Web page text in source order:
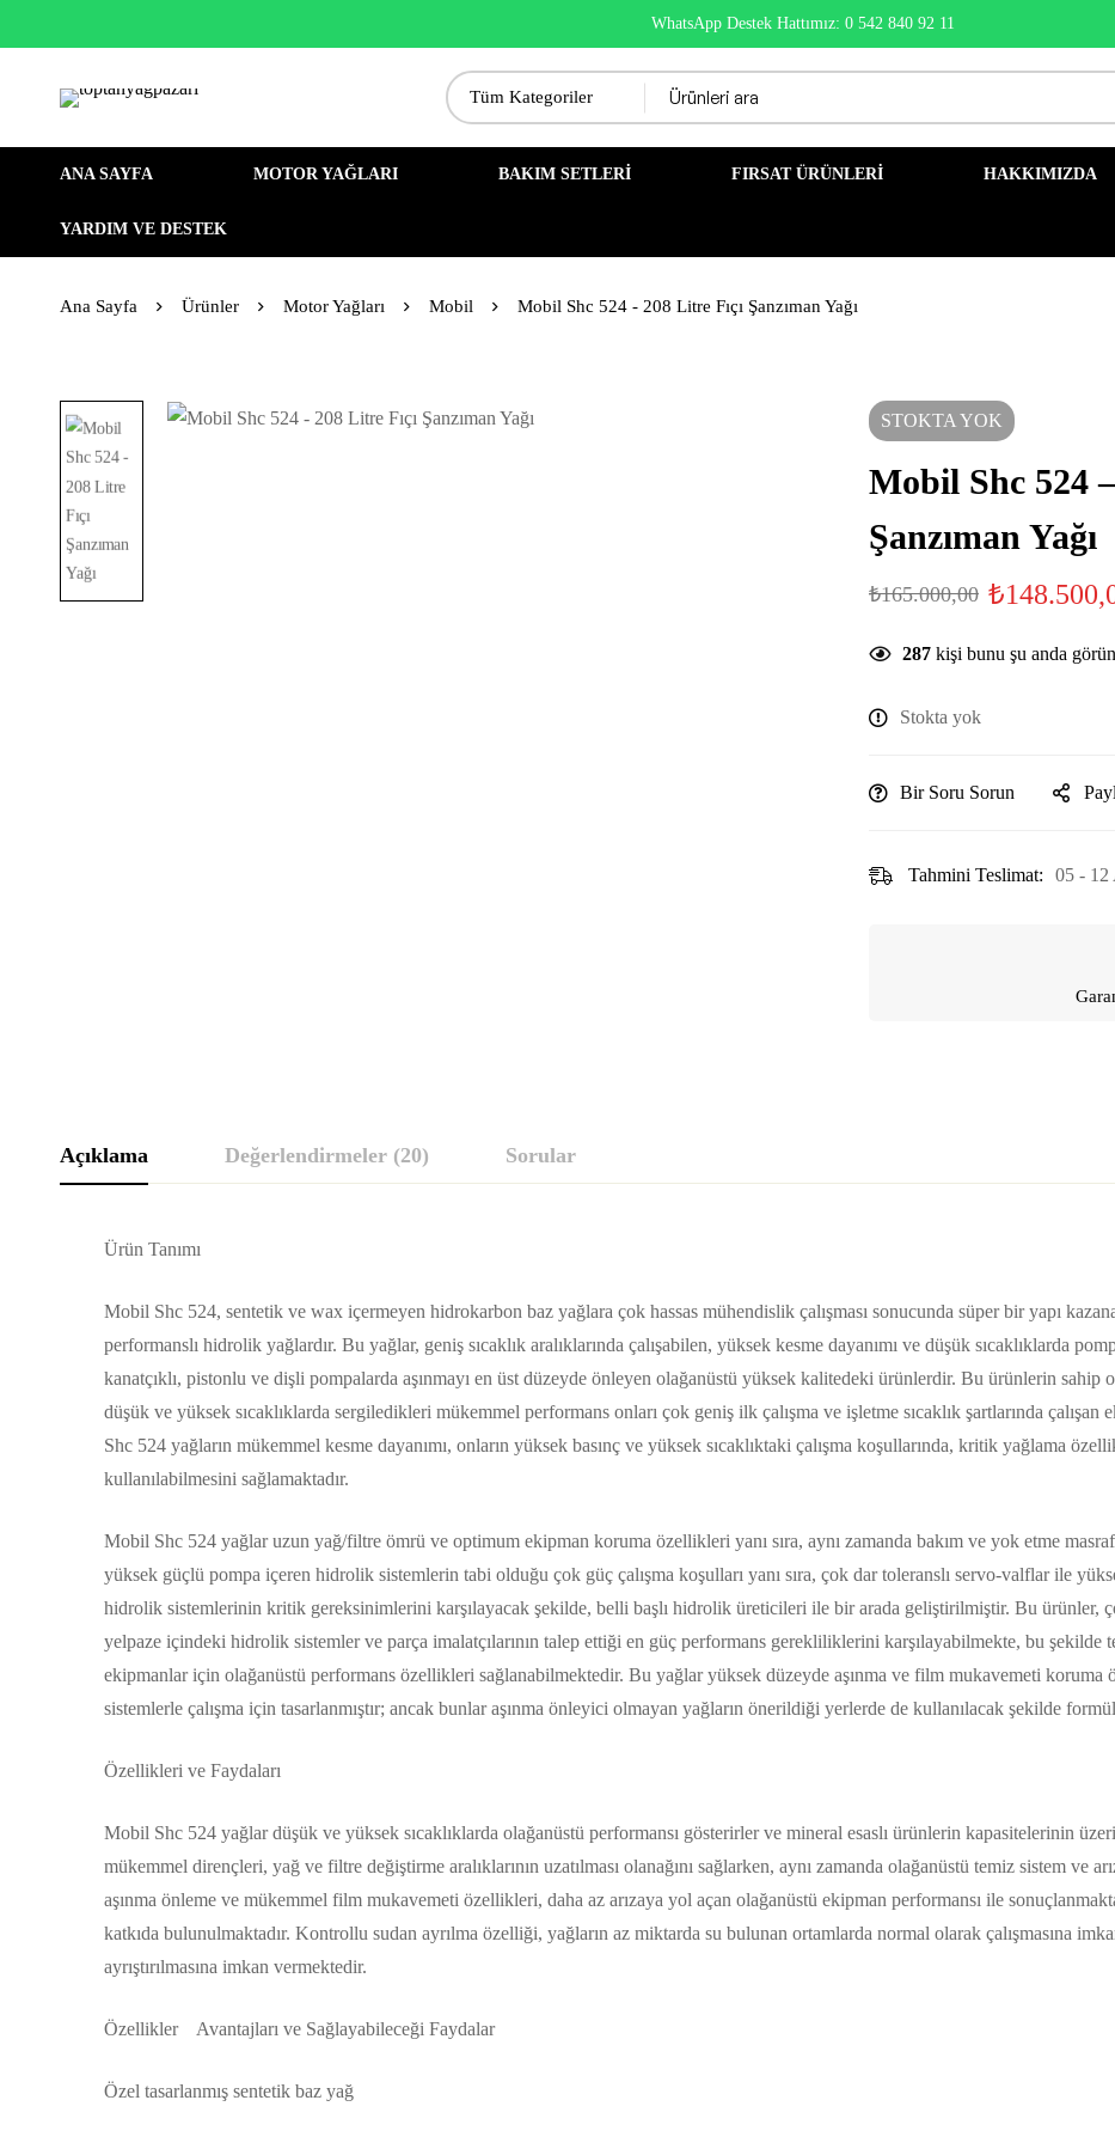
WhatsApp Destek Hattımız: 0 542 840 92 11
ANA SAYFA MOTOR YAĞLARI BAKIM SETLERI FIRSAT ÜRÜNLERI HAKKIMIZDA
YARDIM VE DESTEK
Ana Sayfa Ürünler Motor Yağları Mobil Mobil Shc 524 - 208 Litre Fıçı Şanzıman Yağı
STOKTA YOK
Mobil Shc 524
Şanzıman Yağı
₺165.000,00 ₺
287 kişi bunu şu anda
Stokta yok
Bir Soru Sorun
Tahmini Teslimat: 05 - 12
Açıklama Değerlendirmeler (20) Sorular
Ürün Tanımı
Mobil Shc 524, sentetik ve wax içermeyen hidrokarbon baz yağlara çok hassas mühendislik çalışması sonucunda süper bir yapı
performanslı hidrolik yağlardır. Bu yağlar, geniş sıcaklık aralıklarında çalışabilen, yüksek kesme dayanımı ve düşük sıcaklıklarda
kanatçıklı, pistonlu ve dişli pompalarda aşınmayı en üst düzeyde önleyen olağanüstü yüksek kalitedeki ürünlerdir. Bu ürünlerin
düşük ve yüksek sıcaklıklarda sergiledikleri mükemmel performans onları çok geniş ilk çalışma ve işletme sıcaklık şartlarında
Shc 524 yağların mükemmel kesme dayanımı, onların yüksek basınç ve yüksek sıcaklıktaki çalışma koşullarında, kritik yağlama
kullanılabilmesini sağlamaktadır.
Mobil Shc 524 yağlar uzun yağ/filtre ömrü ve optimum ekipman koruma özellikleri yanı sıra, aynı zamanda bakım ve yok etme
yüksek güçlü pompa içeren hidrolik sistemlerin tabi olduğu çok güç çalışma koşulları yanı sıra, çok dar toleranslı servo-valflar ile
hidrolik sistemlerinin kritik gereksinimlerini karşılayacak şekilde, belli başlı hidrolik üreticileri ile bir arada geliştirilmiştir. Bu ürünler,
yelpaze içindeki hidrolik sistemler ve parça imalatçılarının talep ettiği en güç performans gerekliliklerini karşılayabilmekte, bu
ekipmanlar için olağanüstü performans özellikleri sağlanabilmektedir. Bu yağlar yüksek düzeyde aşınma ve film mukavemeti koruma
sistemlerle çalışma için tasarlanmıştır; ancak bunlar aşınma önleyici olmayan yağların önerildiği yerlerde de kullanılacak şekilde
Özellikleri ve Faydaları
Mobil Shc 524 yağlar düşük ve yüksek sıcaklıklarda olağanüstü performansı gösterirler ve mineral esaslı ürünlerin kapasitelerinin
mükemmel dirençleri, yağ ve filtre değiştirme aralıklarının uzatılması olanağını sağlarken, aynı zamanda olağanüstü temiz sistem ve
aşınma önleme ve mükemmel film mukavemeti özellikleri, daha az arızaya yol açan olağanüstü ekipman performansı ile
katkıda bulunulmaktadır. Kontrollu sudan ayrılma özelliği, yağların az miktarda su bulunan ortamlarda normal olarak çalışmasına
ayrıştırılmasına imkan vermektedir.
Özellikler Avantajları ve Sağlayabileceği Faydalar
Özel tasarlanmış sentetik baz yağ